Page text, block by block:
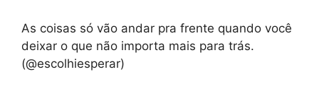
As coisas só vão andar pra frente quando você
deixar o que não importa mais para trás.
(@escolhiesperar)